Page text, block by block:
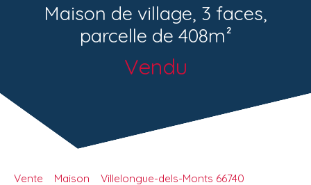
Maison de village, 3 faces,
parcelle de 408m²
Vendu
Vente Maison
Villelongue-dels-Monts 66740